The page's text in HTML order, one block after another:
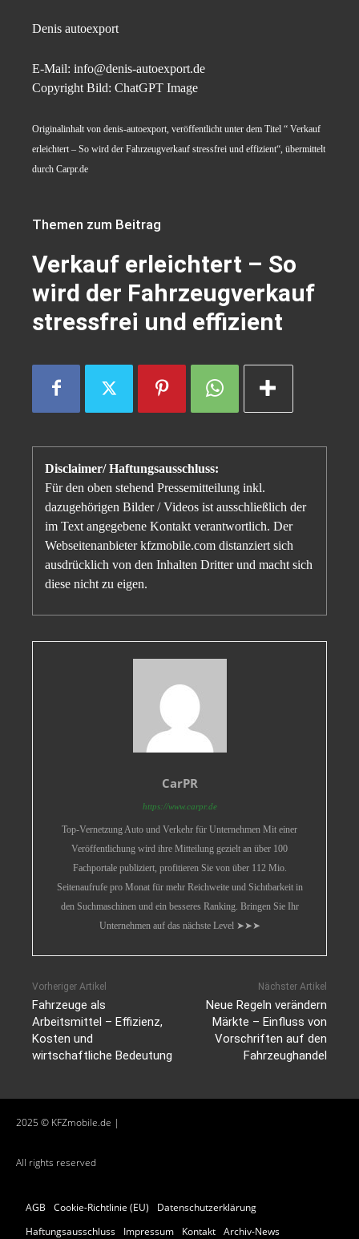
Denis autoexport
E-Mail: info@denis-autoexport.de
Copyright Bild: ChatGPT Image
Originalinhalt von denis-autoexport, veröffentlicht unter dem Titel “ Verkauf
erleichtert – So wird der Fahrzeugverkauf stressfrei und effizient“, übermittelt
durch Carpr.de
Themen zum Beitrag
Verkauf erleichtert – So
wird der Fahrzeugverkauf
stressfrei und effizient
Disclaimer/ Haftungsausschluss:
Für den oben stehend Pressemitteilung inkl.
dazugehörigen Bilder / Videos ist ausschließlich der
im Text angegebene Kontakt verantwortlich. Der
Webseitenanbieter kfzmobile.com distanziert sich
ausdrücklich von den Inhalten Dritter und macht sich
diese nicht zu eigen.
CarPR
https://www.carpr.de
Top-Vernetzung Auto und Verkehr für Unternehmen Mit einer
Veröffentlichung wird ihre Mitteilung gezielt an über 100
Fachportale publiziert, profitieren Sie von über 112 Mio.
Seitenaufrufe pro Monat für mehr Reichweite und Sichtbarkeit in
den Suchmaschinen und ein besseres Ranking. Bringen Sie Ihr
Unternehmen auf das nächste Level ➤➤➤
Vorheriger Artikel
Fahrzeuge als
Arbeitsmittel – Effizienz,
Kosten und
wirtschaftliche Bedeutung
Nächster Artikel
Neue Regeln verändern
Märkte – Einfluss von
Vorschriften auf den
Fahrzeughandel
2025 © KFZmobile.de |
All rights reserved
AGB Cookie-Richtlinie (EU)
Datenschutzerklärung
Haftungsausschluss
Impressum Kontakt Archiv-News